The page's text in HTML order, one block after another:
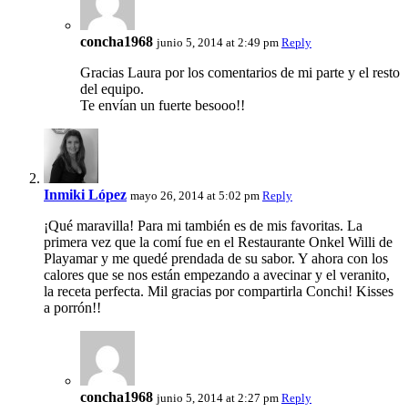
concha1968 junio 5, 2014 at 2:49 pm Reply
Gracias Laura por los comentarios de mi parte y el resto
del equipo.
Te envían un fuerte besooo!!
Inmiki López mayo 26, 2014 at 5:02 pm Reply
¡Qué maravilla! Para mi también es de mis favoritas. La
primera vez que la comí fue en el Restaurante Onkel Willi de
Playamar y me quedé prendada de su sabor. Y ahora con los
calores que se nos están empezando a avecinar y el veranito,
la receta perfecta. Mil gracias por compartirla Conchi! Kisses
a porrón!!
concha1968 junio 5, 2014 at 2:27 pm Reply